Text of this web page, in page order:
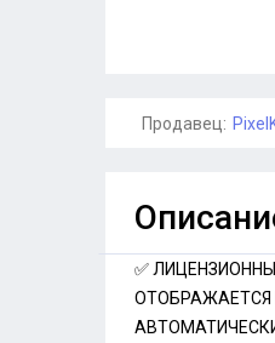
Продавец:
✅
ОТОБРАЖАЕТСЯ